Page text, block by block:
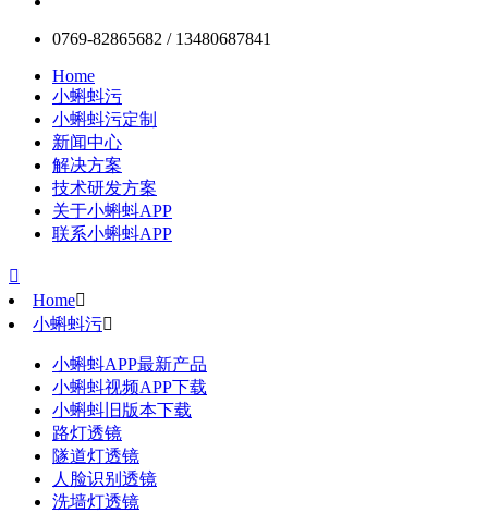
0769-82865682 / 13480687841
Home
小蝌蚪污
小蝌蚪污定制
新闻中心
解决方案
技术研发方案
关于小蝌蚪APP
联系小蝌蚪APP

Home
小蝌蚪污
小蝌蚪APP最新产品
小蝌蚪视频APP下载
小蝌蚪旧版本下载
路灯透镜
隧道灯透镜
人脸识别透镜
洗墙灯透镜